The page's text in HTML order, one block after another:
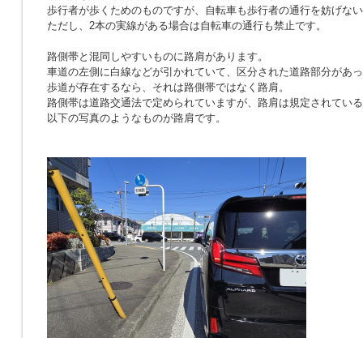
歩行者が歩くためのものですが、自転車も歩行者の通行を妨げな
ただし、2本の実線がある場合は自転車の通行も禁止です。
路側帯と混同しやすいものに路肩があります。
車道の左側に白線などが引かれていて、区分された道路部分があ
歩道が存在するなら、それは路側帯ではなく路肩。
路側帯は道路交通法で定められていますが、路肩は規定されてい
以下の写真のようなものが路肩です。